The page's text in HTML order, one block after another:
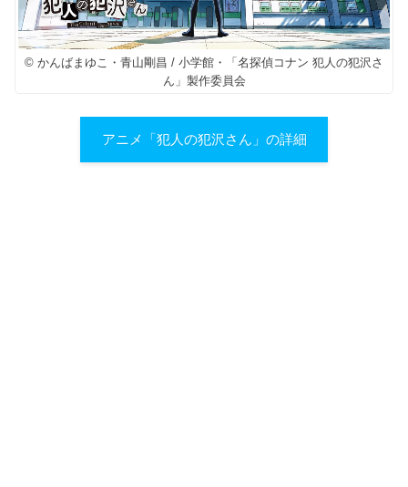
© かんばまゆこ・青山剛昌 / 小学館・「名探偵コナン 犯人の犯沢さ
ん」製作委員会
アニメ「犯人の犯沢さん」の詳細